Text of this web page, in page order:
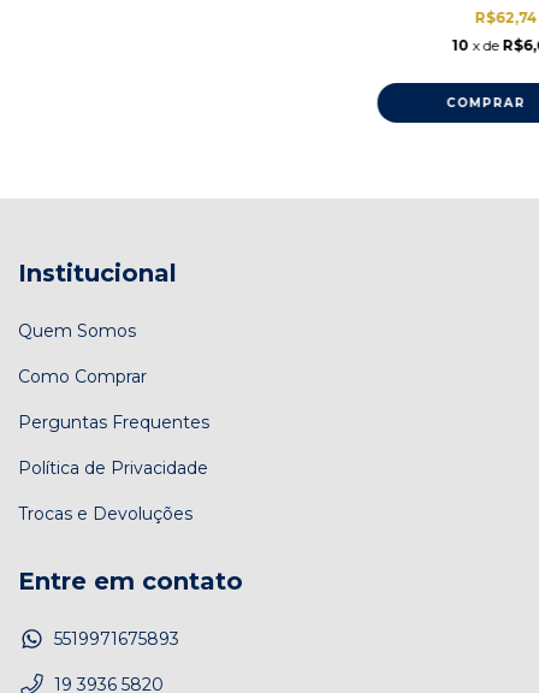
10 x de
Institucional
Quem Somos
Como Comprar
Perguntas Frequentes
Política de Privacidade
Trocas e Devoluções
Entre em contato
5519971675893
19 3936 5820